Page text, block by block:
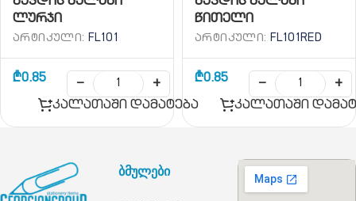
ლურჯი
ᲐᲠᲢᲘᲙᲣᲚᲘ: FL101
₾0.85 −
+
კალათაში დამატება
ბეჭდის მელანი
წითელი
ᲐᲠᲢᲘᲙᲣᲚᲘ: FL101RED
₾0.85 −
+
კალათაში
ბმულები